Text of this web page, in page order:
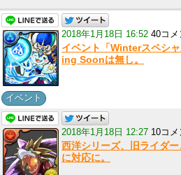
2018年1月18日 16:52 40コメ
イベント「Winterスペシ
ing Soonは無し。
イベント
2018年1月18日 12:27 10コメ
西洋シリーズ、旧ライダ
に対応に。